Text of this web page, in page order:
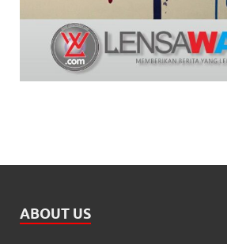
ABOUT US